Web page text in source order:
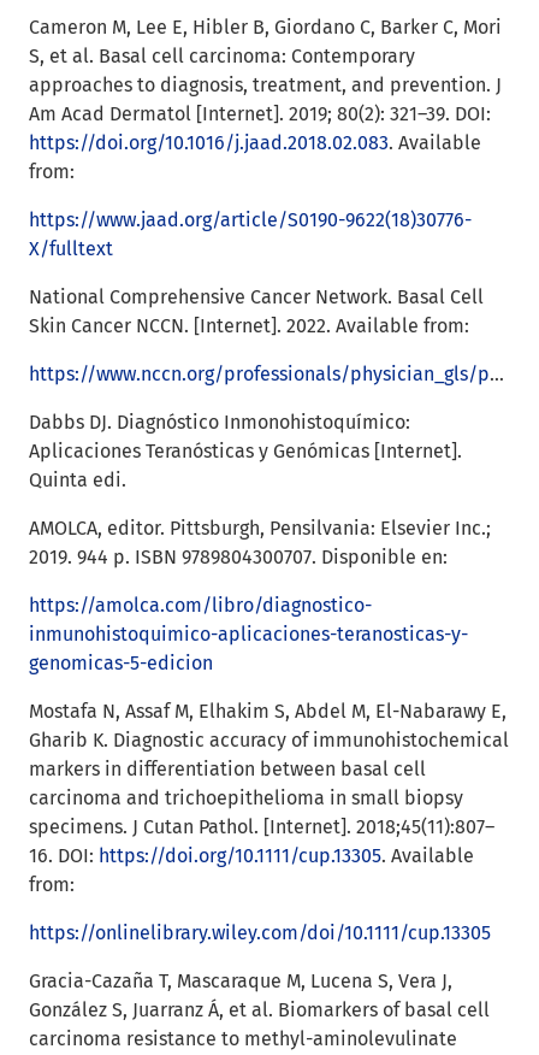
Cameron M, Lee E, Hibler B, Giordano C, Barker C, Mori
S, et al. Basal cell carcinoma: Contemporary
approaches to diagnosis, treatment, and prevention. J
Am Acad Dermatol [Internet]. 2019; 80(2): 321–39. DOI:
https://doi.org/10.1016/j.jaad.2018.02.083. Available
from:
https://www.jaad.org/article/S0190-9622(18)30776-
X/fulltext
National Comprehensive Cancer Network. Basal Cell
Skin Cancer NCCN. [Internet]. 2022. Available from:
https://www.nccn.org/professionals/physician_gls/pdf/nmsc.pdf
Dabbs DJ. Diagnóstico Inmonohistoquímico:
Aplicaciones Teranósticas y Genómicas [Internet].
Quinta edi.
AMOLCA, editor. Pittsburgh, Pensilvania: Elsevier Inc.;
2019. 944 p. ISBN 9789804300707. Disponible en:
https://amolca.com/libro/diagnostico-
inmunohistoquimico-aplicaciones-teranosticas-y-
genomicas-5-edicion
Mostafa N, Assaf M, Elhakim S, Abdel M, El-Nabarawy E,
Gharib K. Diagnostic accuracy of immunohistochemical
markers in differentiation between basal cell
carcinoma and trichoepithelioma in small biopsy
specimens. J Cutan Pathol. [Internet]. 2018;45(11):807–
16. DOI: https://doi.org/10.1111/cup.13305. Available
from:
https://onlinelibrary.wiley.com/doi/10.1111/cup.13305
Gracia-Cazaña T, Mascaraque M, Lucena S, Vera J,
González S, Juarranz Á, et al. Biomarkers of basal cell
carcinoma resistance to methyl-aminolevulinate